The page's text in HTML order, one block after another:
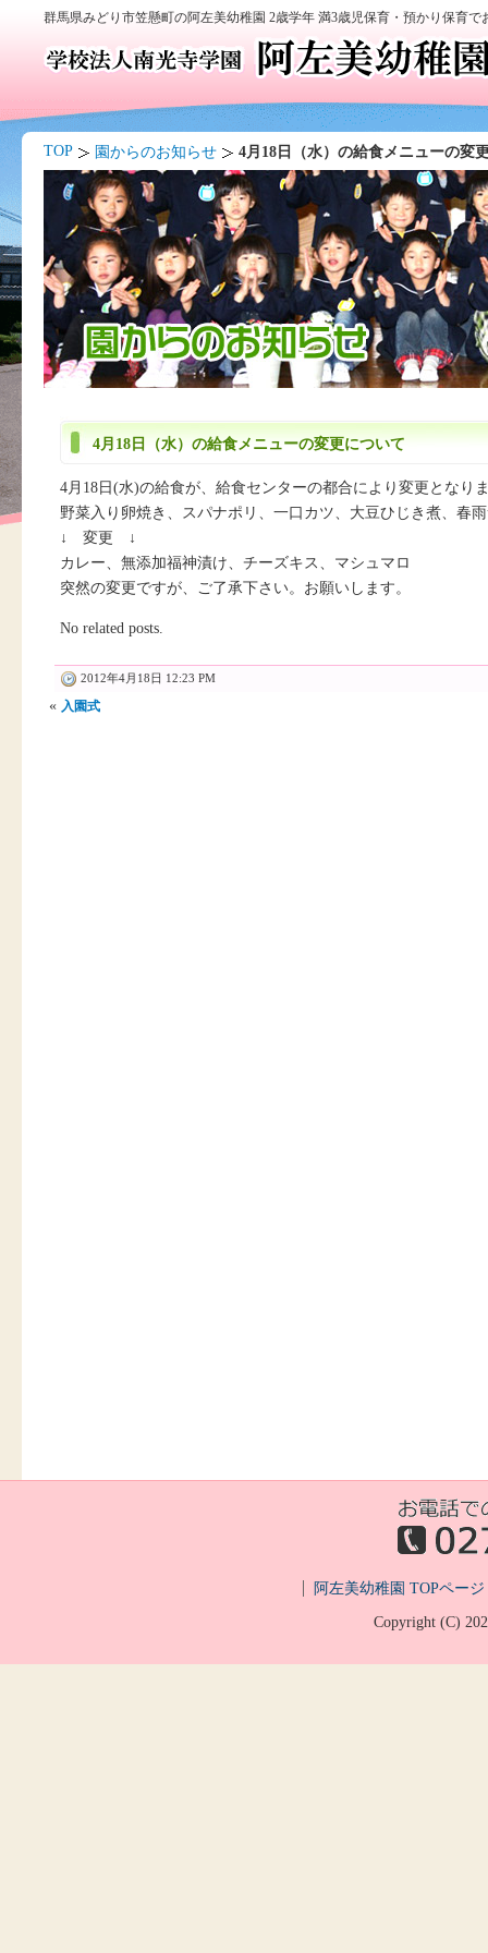
群馬県みどり市笠懸町の阿左美幼稚園 2歳学年 満3歳児保育・預かり保育
TOP 園からのお知らせ 4月18日（水）の給食メニューの変
4月18日（水）の給食メニューの変更について
4月18日(水)の給食が、給食センターの都合により変更となり
野菜入り卵焼き、スパナポリ、一口カツ、大豆ひじき煮、春
↓ 変更 ↓
カレー、無添加福神漬け、チーズキス、マシュマロ
突然の変更ですが、ご了承下さい。お願いします。
No related posts.
2012年4月18日 12:23 PM
« 入園式
阿左美幼稚園 TOPページ
Copyright (C)